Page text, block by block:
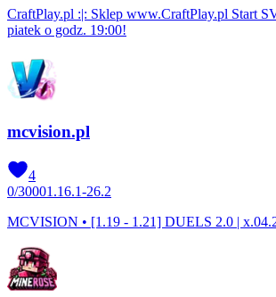
CraftPlay.pl :|: Sklep www.CraftPlay.pl Start
piatek o godz. 19:00!
mcvision.pl
4
0/30001.16.1-26.2
MCVISION • [1.19 - 1.21] DUELS 2.0 |